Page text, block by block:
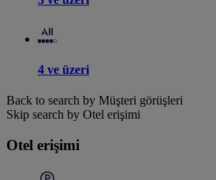
4 ve üzeri
Back to search by Müşteri görüşleri
Skip search by Otel erişimi
Otel erişimi